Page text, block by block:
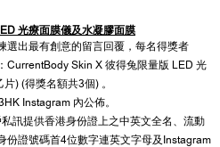
光療面膜儀及水凝膠面膜
選出最有創意的留言回覆，每名得獎者
CurrentBody Skin X 彼得兔限量版 LED 光
) (得獎名額共3個) 。
Instagram 內公佈。
訊提供香港身份證上之中英文全名、流動
份證號碼首4位數字連英文字母及Instagram